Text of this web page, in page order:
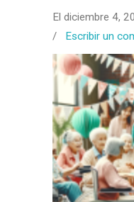
El diciembre 4,
/ Escribir un